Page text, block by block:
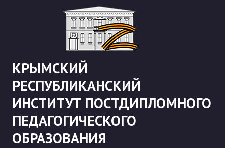
КРЫМСКИЙ
РЕСПУБЛИКАНСКИЙ
ИНСТИТУТ ПОСТДИПЛОМНОГО
ПЕДАГОГИЧЕСКОГО
ОБРАЗОВАНИЯ